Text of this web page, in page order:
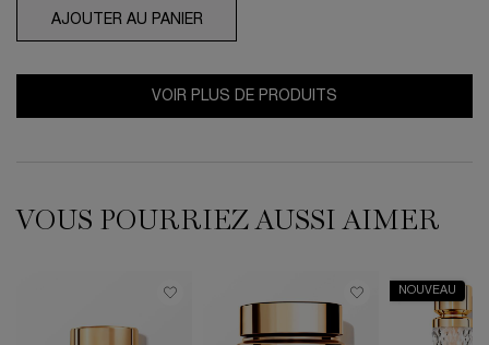
AJOUTER AU PANIER
VOIR PLUS DE PRODUITS
VOUS POURRIEZ AUSSI AIMER
NOUVEAU